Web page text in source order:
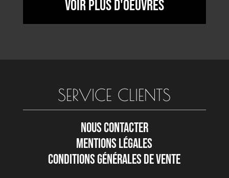
Voir plus d'oeuvres
SERVICE CLIENTS
NOUS CONTACTER
MENTIONS LÉGALES
CONDITIONS GÉNÉRALES DE VENTE